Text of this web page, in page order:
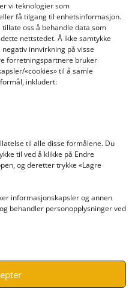
vi teknologier som
få tilgang til enhetsinformasjon.
oss å behandle data som
nettstedet. Å ikke samtykke
innvirkning på visse
forretningspartnere bruker
«cookies» til å samle
inkludert:
til alle disse formålene. Du
til ved å klikke på Endre
og deretter trykke «Lagre
informasjonskapsler og annen
behandler personopplysninger ved